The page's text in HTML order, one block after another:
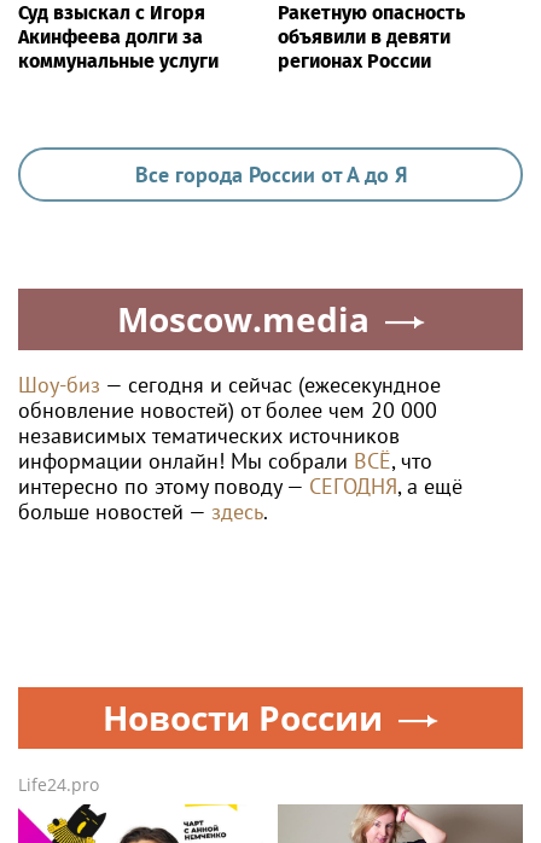
Суд взыскал с Игоря
Акинфеева долги за
коммунальные услуги
Ракетную опасность
объявили в девяти
регионах России
Все города России от А до Я
Moscow.media
Шоу-биз — сегодня и сейчас (ежесекундное
обновление новостей) от более чем 20 000
независимых тематических источников
информации онлайн! Мы собрали ВСЁ, что
интересно по этому поводу — СЕГОДНЯ, а ещё
больше новостей — здесь.
Новости России
Life24.pro